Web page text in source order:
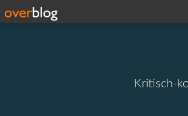
Kritisch-